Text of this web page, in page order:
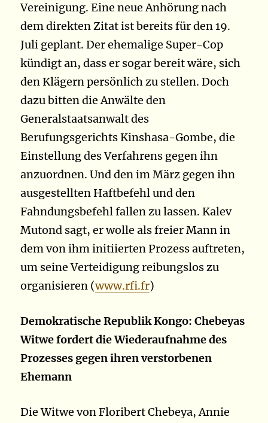
Vereinigung. Eine neue Anhörung nach
dem direkten Zitat ist bereits für den 19.
Juli geplant. Der ehemalige Super-Cop
kündigt an, dass er sogar bereit wäre, sich
den Klägern persönlich zu stellen. Doch
dazu bitten die Anwälte den
Generalstaatsanwalt des
Berufungsgerichts Kinshasa-Gombe, die
Einstellung des Verfahrens gegen ihn
anzuordnen. Und den im März gegen ihn
ausgestellten Haftbefehl und den
Fahndungsbefehl fallen zu lassen. Kalev
Mutond sagt, er wolle als freier Mann in
dem von ihm initiierten Prozess auftreten,
um seine Verteidigung reibungslos zu
organisieren (www.rfi.fr)
Demokratische Republik Kongo: Chebeyas
Witwe fordert die Wiederaufnahme des
Prozesses gegen ihren verstorbenen
Ehemann
Die Witwe von Floribert Chebeya, Annie